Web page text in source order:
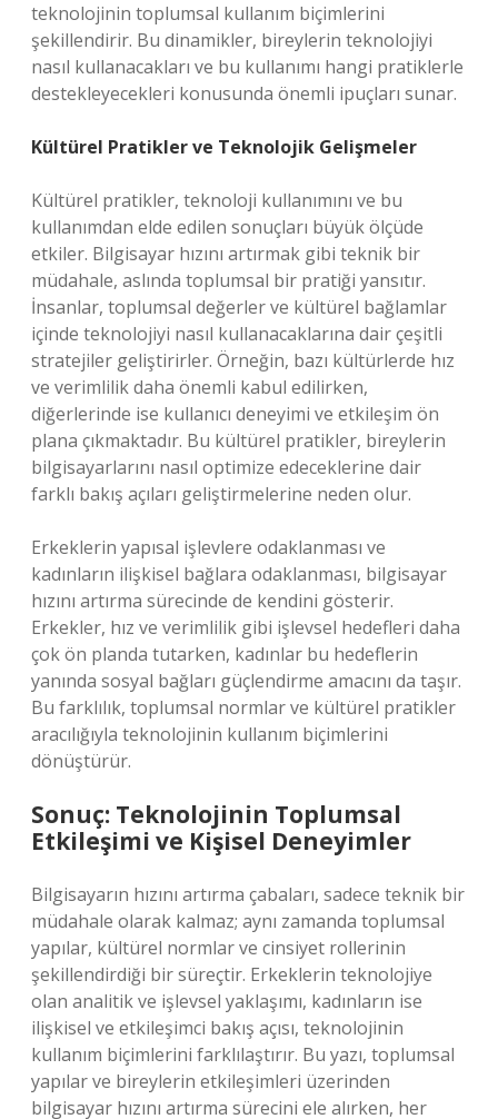
teknolojinin toplumsal kullanım biçimlerini
şekillendirir. Bu dinamikler, bireylerin teknolojiyi
nasıl kullanacakları ve bu kullanımı hangi pratiklerle
destekleyecekleri konusunda önemli ipuçları sunar.
Kültürel Pratikler ve Teknolojik Gelişmeler
Kültürel pratikler, teknoloji kullanımını ve bu
kullanımdan elde edilen sonuçları büyük ölçüde
etkiler. Bilgisayar hızını artırmak gibi teknik bir
müdahale, aslında toplumsal bir pratiği yansıtır.
İnsanlar, toplumsal değerler ve kültürel bağlamlar
içinde teknolojiyi nasıl kullanacaklarına dair çeşitli
stratejiler geliştirirler. Örneğin, bazı kültürlerde hız
ve verimlilik daha önemli kabul edilirken,
diğerlerinde ise kullanıcı deneyimi ve etkileşim ön
plana çıkmaktadır. Bu kültürel pratikler, bireylerin
bilgisayarlarını nasıl optimize edeceklerine dair
farklı bakış açıları geliştirmelerine neden olur.
Erkeklerin yapısal işlevlere odaklanması ve
kadınların ilişkisel bağlara odaklanması, bilgisayar
hızını artırma sürecinde de kendini gösterir.
Erkekler, hız ve verimlilik gibi işlevsel hedefleri daha
çok ön planda tutarken, kadınlar bu hedeflerin
yanında sosyal bağları güçlendirme amacını da taşır.
Bu farklılık, toplumsal normlar ve kültürel pratikler
aracılığıyla teknolojinin kullanım biçimlerini
dönüştürür.
Sonuç: Teknolojinin Toplumsal
Etkileşimi ve Kişisel Deneyimler
Bilgisayarın hızını artırma çabaları, sadece teknik bir
müdahale olarak kalmaz; aynı zamanda toplumsal
yapılar, kültürel normlar ve cinsiyet rollerinin
şekillendirdiği bir süreçtir. Erkeklerin teknolojiye
olan analitik ve işlevsel yaklaşımı, kadınların ise
ilişkisel ve etkileşimci bakış açısı, teknolojinin
kullanım biçimlerini farklılaştırır. Bu yazı, toplumsal
yapılar ve bireylerin etkileşimleri üzerinden
bilgisayar hızını artırma sürecini ele alırken, her